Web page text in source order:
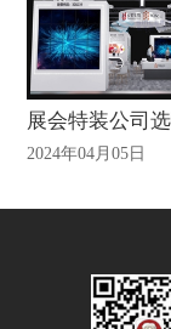
2024年04月05日